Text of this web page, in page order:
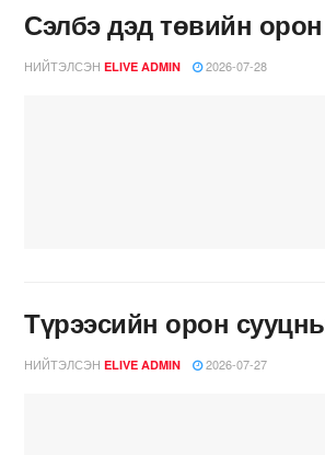
Сэлбэ дэд төвийн
НИЙТЭЛСЭН ELIVE ADMIN 2026-07-28
Түрээсийн орон
НИЙТЭЛСЭН ELIVE ADMIN 2026-07-27